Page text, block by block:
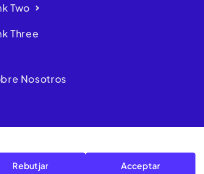
Two
Three
Nosotros
Rebutjar Acceptar